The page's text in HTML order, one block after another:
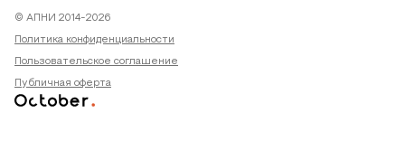
© АПНИ 2014-2026
Политика конфиденциальности
Пользовательское соглашение
Публичная оферта